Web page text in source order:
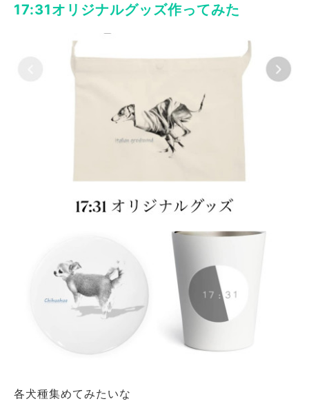
17:31オリジナルグッズ作ってみた
各犬種集めてみたいな